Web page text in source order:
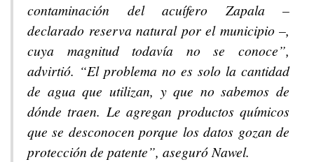
contaminación del acuífero Zapala –
declarado reserva natural por el municipio –,
cuya magnitud todavía no se conoce”,
advirtió. “El problema no es solo la cantidad
de agua que utilizan, y que no sabemos de
dónde traen. Le agregan productos químicos
que se desconocen porque los datos gozan de
protección de patente”, aseguró Nawel.